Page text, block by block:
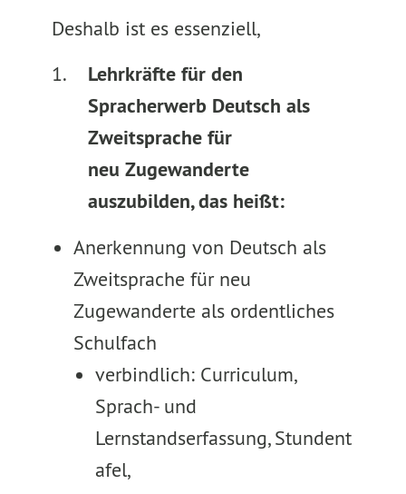
Deshalb ist es essenziell,
Lehrkräfte für den
Spracherwerb Deutsch als
Zweitsprache für
neu Zugewanderte
auszubilden, das heißt:
Anerkennung von Deutsch als
Zweitsprache für neu
Zugewanderte als ordentliches
Schulfach
verbindlich: Curriculum,
Sprach- und
Lernstandserfassung, Stundent
afel,